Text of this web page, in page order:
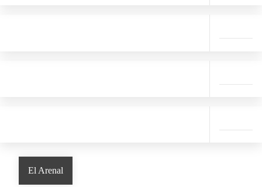
El Arenal